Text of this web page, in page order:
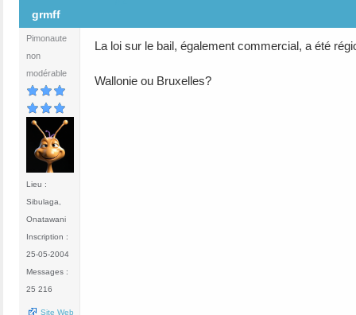
grmff
Pimonaute
non
modérable
Lieu :
Sibulaga,
Onatawani
Inscription :
25-05-2004
Messages :
25 216
Site Web
La loi sur le bail, également commercial, a été
Wallonie ou Bruxelles?